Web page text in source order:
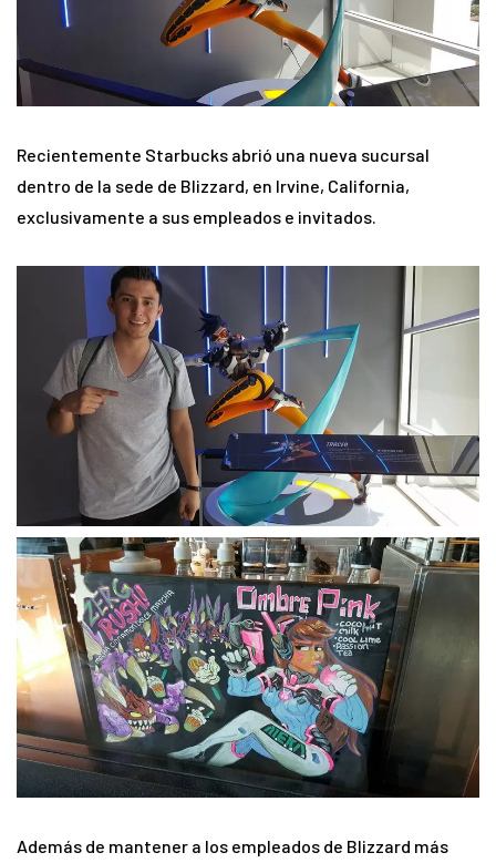
Recientemente Starbucks abrió una nueva sucursal
dentro de la sede de Blizzard, en Irvine, California,
exclusivamente a sus empleados e invitados.
Además de mantener a los empleados de Blizzard más